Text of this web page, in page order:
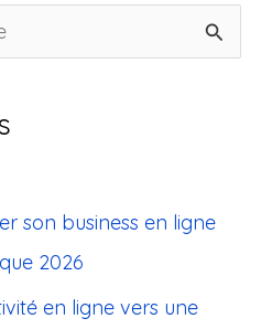
son business en ligne
2026
en ligne vers une